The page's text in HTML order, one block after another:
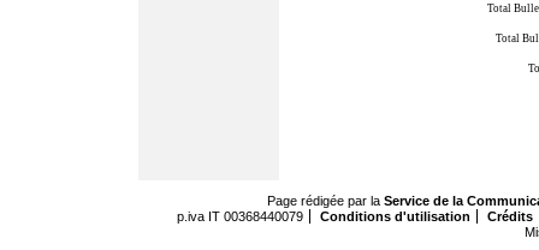
Total
Total
Page rédigée par la Service de la
p.iva IT 00368440079
Conditions d'utilisation
Crédits